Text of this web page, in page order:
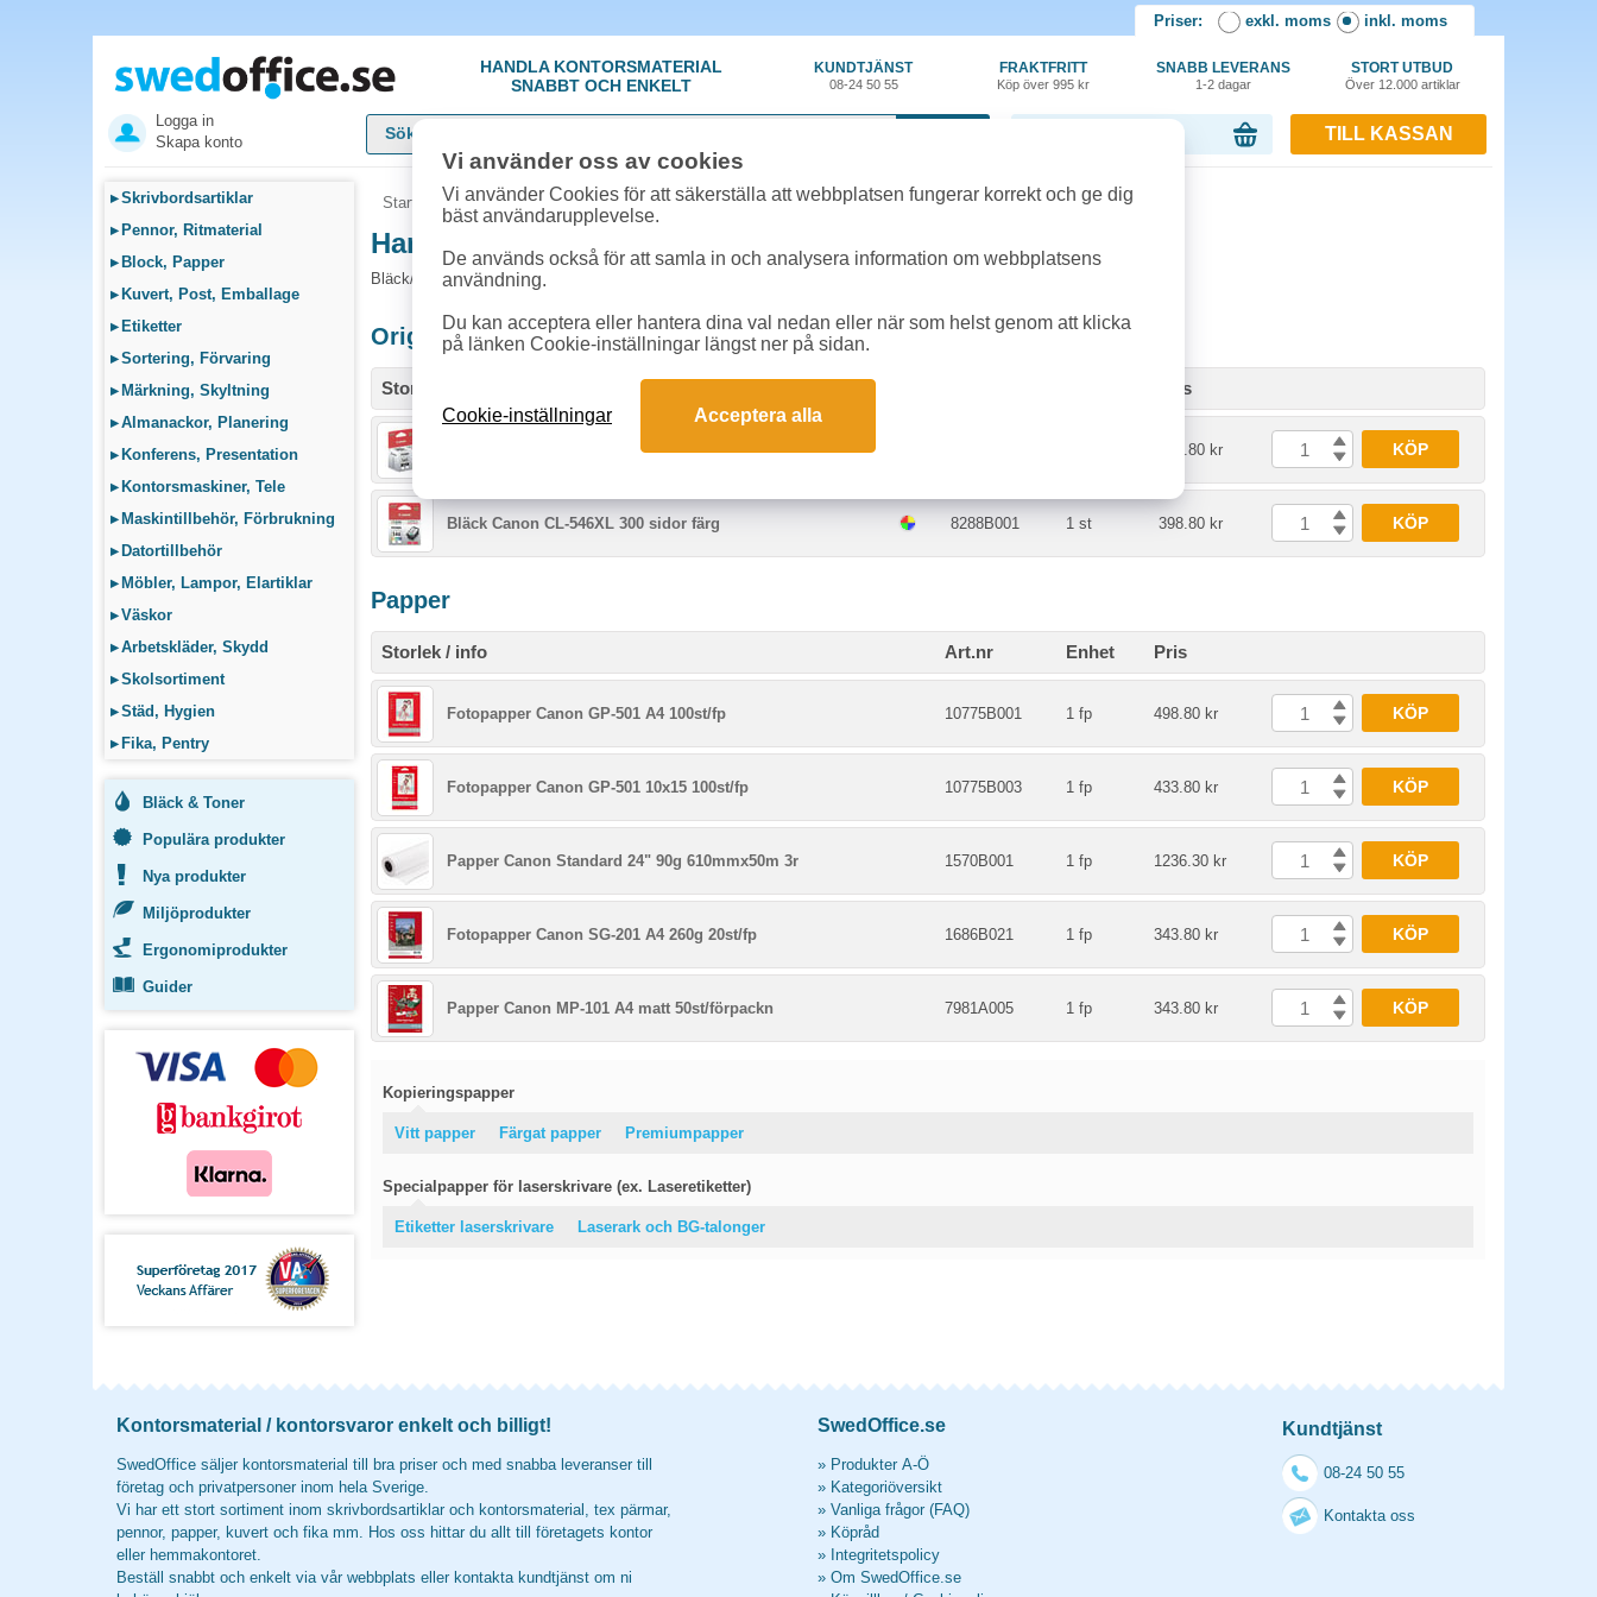
Priser: exkl. moms inkl. moms
HANDLA KONTORSMATERIAL
SNABBT OCH ENKELT
KUNDTJÄNST
08-24 50 55
FRAKTFRITT
Köp över 995 kr
SNABB LEVERANS
1-2 dagar
STORT UTBUD
Över 12.000 artiklar
Logga in
Skapa konto
TILL KASSAN
▸Skrivbordsartiklar
▸ Pennor, Ritmaterial
▸ Block, Papper
▸ Kuvert, Post, Emballage
▸ Etiketter
▸Sortering, Förvaring
▸ Märkning, Skyltning
▸Almanackor, Planering
▸ Konferens, Presentation
▸ Kontorsmaskiner, Tele
▸ Maskintillbehör, Förbrukning
▸ Datortillbehör
▸ Möbler, Lampor, Elartiklar
▸Väskor
▸Arbetskläder, Skydd
▸Skolsortiment
▸Städ, Hygien
▸ Fika, Pentry
Bläck & Toner
Populära produkter
Nya produkter
Miljöprodukter
Ergonomiprodukter
Guider
Startsida » Sök bläck & toner»Canon Pixma MG 2550 S
Handla Bläck/Toner till Canon Pixma MG 2550 S online
Bläck/Toner och tillbehör som passar till Canon Pixma MG 2550 S
Originalprodukter till Canon Pixma MG 2550 S
Storlek / info Pris
Bläck Canon PG-545XL 400 sidor svart 398.80 kr KÖP
Bläck Canon CL-546XL 300 sidor färg 8288B001 1 st 398.80 kr KÖP
Papper
Storlek / info Art.nr Enhet Pris
Fotopapper Canon GP-501 A4 100st/fp 10775B001 1 fp 498.80 kr KÖP
Fotopapper Canon GP-501 10x15 100st/fp 10775B003 1 fp 433.80 kr KÖP
Papper Canon Standard 24" 90g 610mmx50m 3r 1570B001 1 fp 1236.30 kr KÖP
Fotopapper Canon SG-201 A4 260g 20st/fp 1686B021 1 fp 343.80 kr KÖP
Papper Canon MP-101 A4 matt 50st/förpackn 7981A005 1 fp 343.80 kr KÖP
Kopieringspapper
Vitt papper Färgat papper Premiumpapper
Specialpapper för laserskrivare (ex. Laseretiketter)
Etiketter laserskrivare Laserark och BG-talonger
Kontorsmaterial / kontorsvaror enkelt och billigt!
SwedOffice säljer kontorsmaterial till bra priser och med snabba leveranser till
företag och privatpersoner inom hela Sverige.
Vi har ett stort sortiment inom skrivbordsartiklar och kontorsmaterial, tex pärmar,
pennor, papper, kuvert och fika mm. Hos oss hittar du allt till företagets kontor
eller hemmakontoret.
Beställ snabbt och enkelt via vår webbplats eller kontakta kundtjänst om ni
SwedOffice.se
» Produkter A-Ö
» Kategoriöversikt
» Vanliga frågor (FAQ)
» Köpråd
» Integritetspolicy
» Om SwedOffice.se
Kundtjänst
08-24 50 55
Kontakta oss
Vi använder oss av cookies
Vi använder Cookies för att säkerställa att webbplatsen fungerar korrekt och ge dig
bäst användarupplevelse.
De används också för att samla in och analysera information om webbplatsens
användning.
Du kan acceptera eller hantera dina val nedan eller när som helst genom att klicka
på länken Cookie-inställningar längst ner på sidan.
Cookie-inställningar Acceptera alla